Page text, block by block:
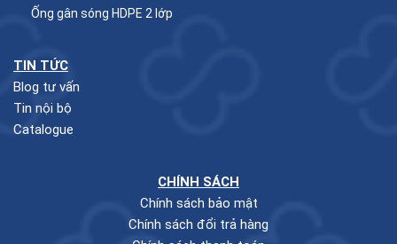
Ống gân sóng HDPE 2 lớp
TIN TỨC
Blog tư vấn
Tin nội bộ
Catalogue
CHÍNH SÁCH
Chính sách bảo mật
Chính sách đổi trả hàng